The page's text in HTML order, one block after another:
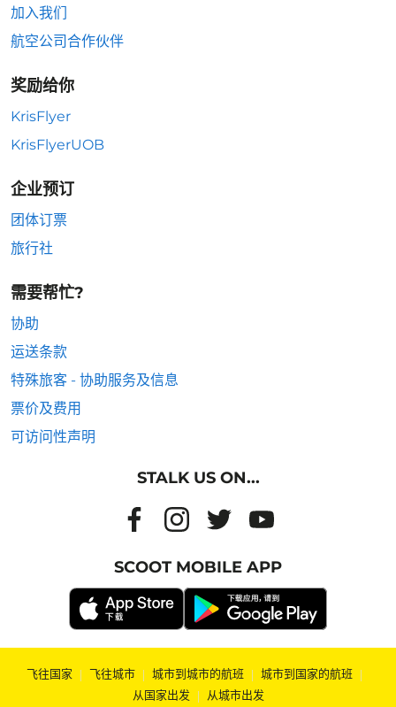
加入我们
航空公司合作伙伴
奖励给你
KrisFlyer
KrisFlyerUOB
企业预订
团体订票
旅行社
需要帮忙?
协助
运送条款
特殊旅客 - 协助服务及信息
票价及费用
可访问性声明
STALK US ON...
SCOOT MOBILE APP
飞往国家 | 飞往城市 | 城市到城市的航班 | 城市到国家的航班 |
从国家出发 | 从城市出发